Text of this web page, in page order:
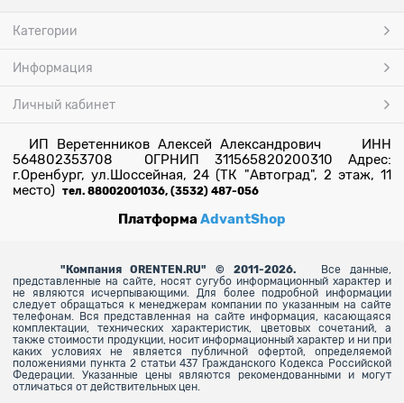
Категории
Информация
Личный кабинет
ИП Веретенников Алексей Александрович ИНН
564802353708 ОГРНИП 311565820200310 Адрес:
г.Оренбург, ул.Шоссейная, 24 (ТК "Автоград", 2 этаж, 11
место) тел. 88002001036, (3532) 487-056
ПлатформаAdvantShop
" Компания ORENTEN.RU" © 2011-2026.
Все данные,
представленные на сайте, носят сугубо информационный характер и
не являются исчерпывающими. Для более подробной информации
следует обращаться к менеджерам компании по указанным на сайте
телефонам. Вся представленная на сайте информация, касающаяся
комплектации, технических характеристик, цветовых сочетаний, а
также стоимости продукции, носит информационный характер и ни при
каких условиях не является публичной офертой, определяемой
положениями пункта 2 статьи 437 Гражданского Кодекса Российской
Федерации. Указанные цены являются рекомендованными и могут
отличаться от действительных цен.